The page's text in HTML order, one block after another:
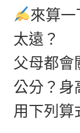
來算
太遠？
父母都會
公分？身
用下列算